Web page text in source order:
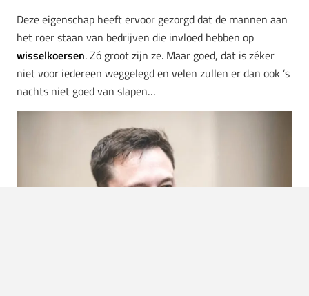
Deze eigenschap heeft ervoor gezorgd dat de mannen aan
het roer staan van bedrijven die invloed hebben op
wisselkoersen. Zó groot zijn ze. Maar goed, dat is zéker
niet voor iedereen weggelegd en velen zullen er dan ook ’s
nachts niet goed van slapen…